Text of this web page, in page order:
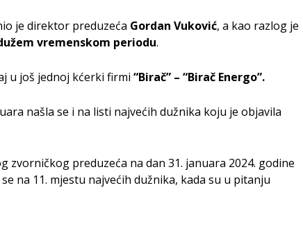
je direktor preduzeća Gordan Vuković, a kao razlog je
vremenskom periodu.
u još jednoj kćerki firmi “Birač” – “Birač Energo”.
našla se i na listi najvećih dužnika koju je objavila
zvorničkog preduzeća na dan 31. januara 2024. godine
na 11. mjestu najvećih dužnika, kada su u pitanju